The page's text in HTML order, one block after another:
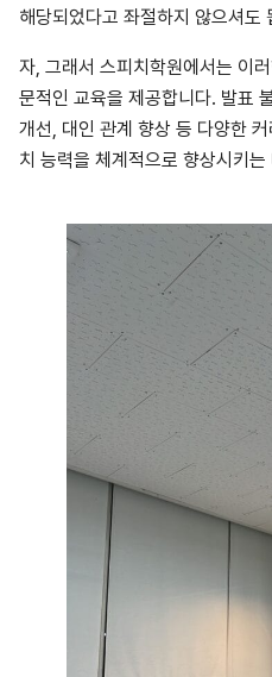
해당되었다고 좌절하지 않으셔도
자, 그래서 스피치학원에서는 이
문적인 교육을 제공합니다. 발표
개선, 대인 관계 향상 등 다양한
치 능력을 체계적으로 향상시키